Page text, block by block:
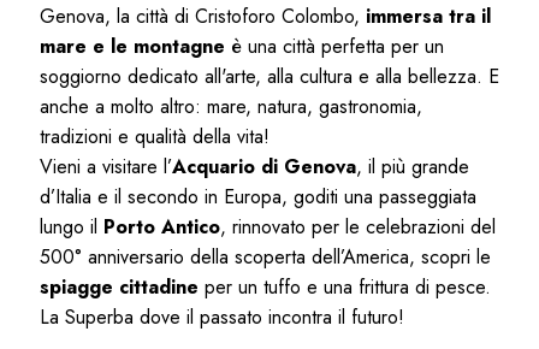
Genova, la città di Cristoforo Colombo, immersa tra il
mare e le montagne è una città perfetta per un
soggiorno dedicato all'arte, alla cultura e alla bellezza. E
anche a molto altro: mare, natura, gastronomia,
tradizioni e qualità della vita!
Vieni a visitare l’Acquario di Genova, il più grande
d’Italia e il secondo in Europa, goditi una passeggiata
lungo il Porto Antico, rinnovato per le celebrazioni del
500° anniversario della scoperta dell’America, scopri le
spiagge cittadine per un tuffo e una frittura di pesce.
La Superba dove il passato incontra il futuro!